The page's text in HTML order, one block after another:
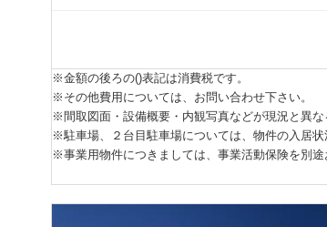
※金額の後ろの()表記は消費税です。
※その他費用については、お問い合わせ下さい。
※間取図面・設備概要・内観写真などが現況と異な
※駐車場、２台目駐車場については、物件の入居状
※事業用物件につきましては、事業活動保険を別途